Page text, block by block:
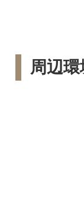
周辺